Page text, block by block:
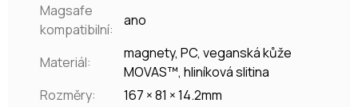
Magsafe
kompatibilní:
ano
Materiál:
magnety, PC, veganská kůže
MOVAS™, hliníková slitina
Rozměry:
167 × 81 × 14.2mm